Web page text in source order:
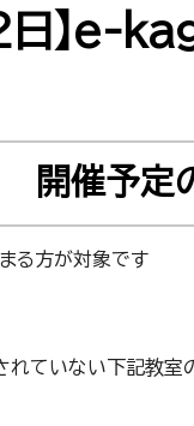
日】e-
開催予定
る方が対象です
れていない下記教室